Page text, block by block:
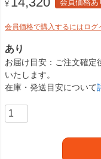
¥ 会員価格あ
会員価格で購入するにはログ
あり
お届け目安
ご注文確定
いたします。
在庫・発送目安について